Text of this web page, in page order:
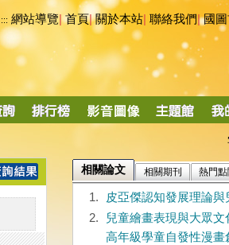
::: 網站導覽|首頁|關於本站 聯絡我們|國
相關論文 相關期刊 熱門
1.
皮亞傑認知發展理論
2.
兒童繪畫表現與大眾
高年級學童自發性漫